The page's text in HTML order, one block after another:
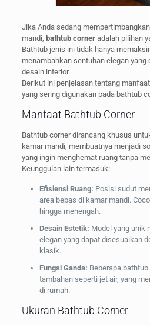
Jika Anda sedang
mandi, bathtub corneradalah pilihan
Bathtub jenis ini tidak hanya
menambahkan sentuhan elegan
desain interior.
Berikut ini penjelasan tentang
yang sering digunakan pada bathtub
Manfaat Bathtub Corner
Bathtub corner dirancang khusus
kamar mandi, membuatnya menjadi
yang ingin menghemat ruang tanpa
Keunggulan lain termasuk:
Efisiensi Ruang: Posisi sudut
area bebas di kamar mandi.
hingga menengah.
Desain Estetik: Model yang unik
elegan yang dapat disesuaikan
klasik.
Fungsi Ganda: Beberapa
tambahan seperti jet air, yang
di rumah.
Ukuran Bathtub Corner